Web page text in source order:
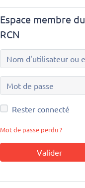
Espace membre du
RCN
Rester connecté
Mot de passe perdu ?
Valider